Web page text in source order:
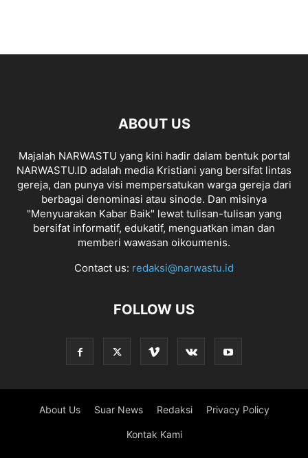
ABOUT US
Majalah NARWASTU yang kini hadir dalam bentuk portal
NARWASTU.ID adalah media Kristiani yang bersifat lintas
gereja, dan punya visi mempersatukan warga gereja dari
berbagai denominasi atau sinode. Dan misinya
"Menyuarakan Kabar Baik" lewat tulisan-tulisan yang
bersifat informatif, edukatif, menguatkan iman dan
memberi wawasan oikoumenis.
Contact us: redaksi@narwastu.id
FOLLOW US
About Us Suar News Redaksi Privacy Policy
Kontak Kami